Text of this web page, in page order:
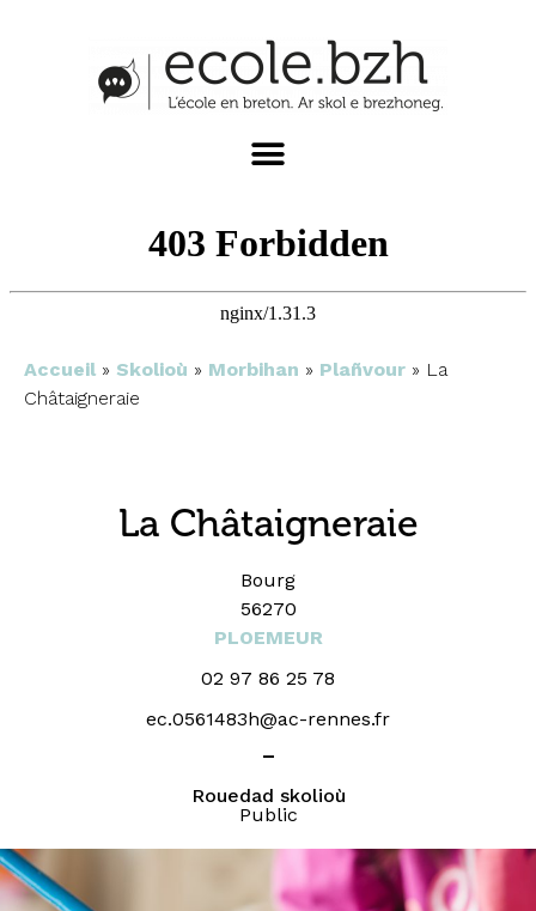
Accueil » Skolioù » Morbihan » Plañvour » La
Châtaigneraie
La Châtaigneraie
Bourg
56270
PLOEMEUR
02 97 86 25 78
ec.0561483h@ac-rennes.fr
Rouedad skolioù
Public